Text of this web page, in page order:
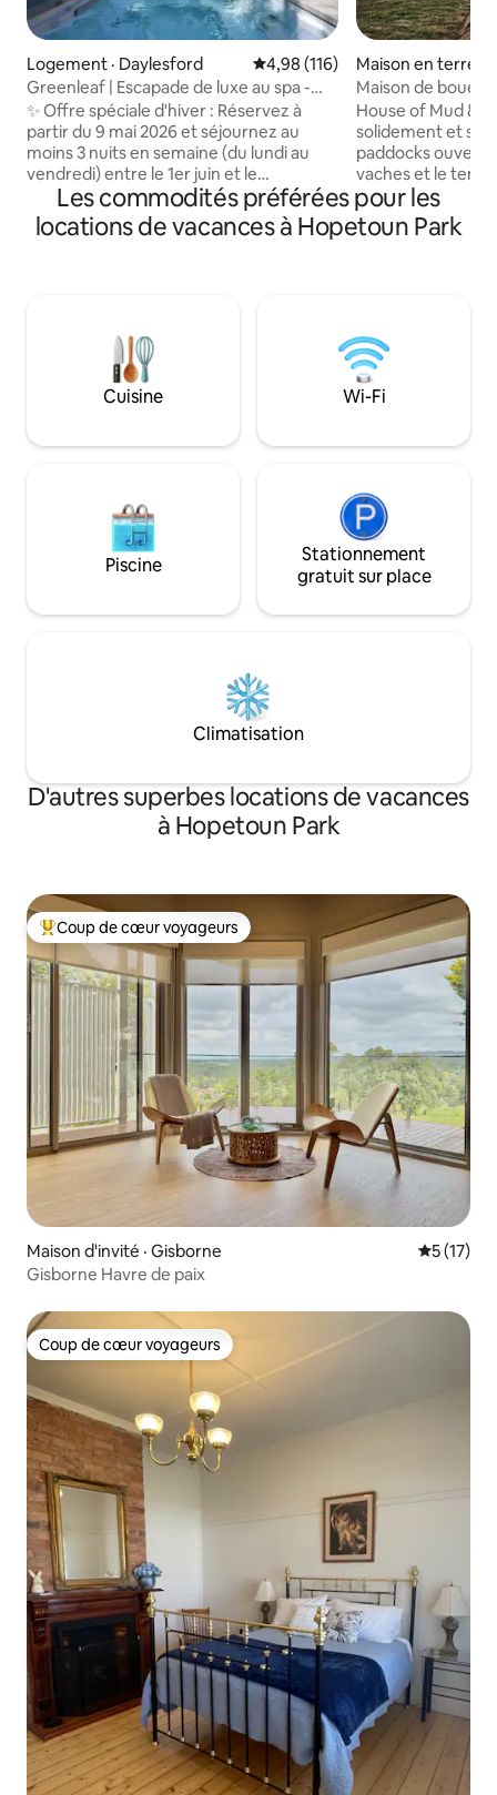
Logement · Daylesford Note moyenne de 4,98 sur 5,
4,98 (116)
Greenleaf | Escapade de luxe au spa -
Foyer - VE
✨ Offre spéciale d'hiver : Réservez à
partir du 9 mai 2026 et séjournez au
moins 3 nuits en semaine (du lundi au
vendredi) entre le 1er juin et le
31 août 2026 pour recevoir un bon
Winespeake de 100 $ à votre arrivée. Un
bon par séjour admissible. Offre d'une
nuit des réservations de dernière
minute effectuées jusqu'à 7 jours avant
par nuit lorsque des réservations
Maison en terre ·
East
Maison de boue
House of Mud &
solidement et
paddocks
vaches et le
Détendez-vous,
musique, faites
vin, faites la
des créatures. À
historique Pig
de tout ce qui
Daylesford et
gastronomiques.
Les commodités préférées pour les
locations de vacances à Hopetoun Park
Cuisine Wi-Fi
Piscine
Stationnement
gratuit sur place
Climatisation
D'autres superbes locations de vacances
à Hopetoun Park
Coup de cœur voyageurs parmi les plus aimés
Coup de cœur voyageurs
Maison d'invité · Gisborne Note
5 (17)
Gisborne Havre de paix
Coup de cœur voyageurs
Coup de cœur voyageurs